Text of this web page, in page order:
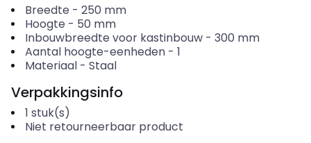
Breedte - 250 mm
Hoogte - 50 mm
Inbouwbreedte voor kastinbouw- 300 mm
Aantal hoogte-eenheden- 1
Materiaal- Staal
Verpakkingsinfo
1 stuk(s)
Niet retourneerbaar product